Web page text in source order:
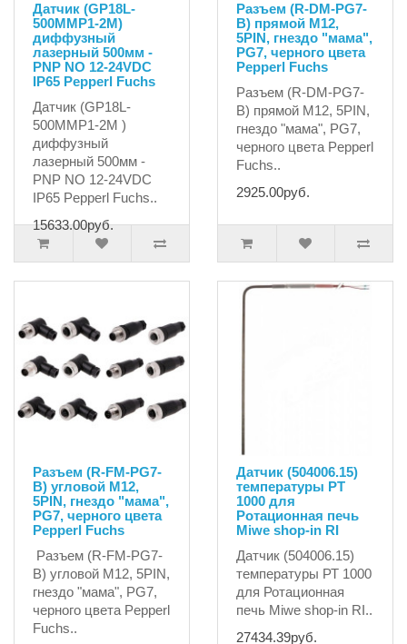
Датчик (GP18L-
500MMP1-2M)
диффузный
лазерный 500мм -
PNP NO 12-24VDC
IP65 Pepperl Fuchs
Датчик (GP18L-
500MMP1-2M )
диффузный
лазерный 500мм -
PNP NO 12-24VDC
IP65 Pepperl Fuchs..
15633.00руб.
Разъем (R-DM-PG7-
B) прямой M12,
5PIN, гнездо "мама",
PG7, черного цвета
Pepperl Fuchs
Разъем (R-DM-PG7-
B) прямой M12, 5PIN,
гнездо "мама", PG7,
черного цвета Pepperl
Fuchs..
2925.00руб.
Разъем (R-FM-PG7-
B) угловой M12,
5PIN, гнездо "мама",
PG7, черного цвета
Pepperl Fuchs
Разъем (R-FM-PG7-
B) угловой M12, 5PIN,
гнездо "мама", PG7,
черного цвета Pepperl
Fuchs..
Датчик (504006.15)
температуры РТ
1000 для
Ротационная печь
Miwe shop-in RI
Датчик (504006.15)
температуры РТ 1000
для Ротационная
печь Miwe shop-in RI..
27434.39руб.